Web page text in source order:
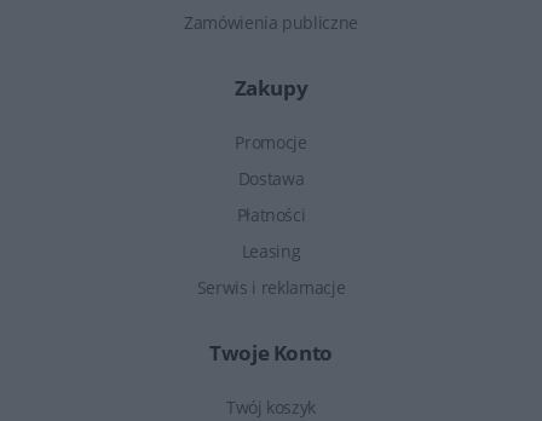
Zamówienia publiczne
Zakupy
Promocje
Dostawa
Płatności
Leasing
Serwis i reklamacje
Twoje Konto
Twój koszyk